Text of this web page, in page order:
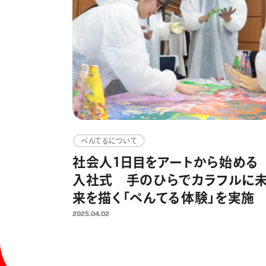
ぺんてるについて
社会人1日目をアートから始める
入社式 手のひらでカラフルに
来を描く「ぺんてる体験」を実施
2025.04.02